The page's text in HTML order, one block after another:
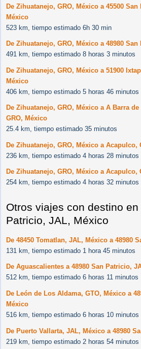
De Zihuatanejo, GRO, México a 45500
México
523 km, tiempo estimado 6h 30 min
De Zihuatanejo, GRO, México a 48980
491 km, tiempo estimado 8 horas 3 minutos
De Zihuatanejo, GRO, México a 51900
México
406 km, tiempo estimado 5 horas 46 minutos
De Zihuatanejo, GRO, México a A Barra
GRO, México
25.4 km, tiempo estimado 35 minutos
De Zihuatanejo, GRO, México a Acapulco,
236 km, tiempo estimado 4 horas 28 minutos
De Zihuatanejo, GRO, México a Acapulco,
254 km, tiempo estimado 4 horas 32 minutos
Otros viajes con destino
Patricio, JAL, México
De 48450 Tomatlan, JAL, México a 48980
131 km, tiempo estimado 1 hora 45 minutos
De Aguascalientes a 48980 San Patricio,
512 km, tiempo estimado 6 horas 11 minutos
De León de Los Aldama, GTO, México a
México
516 km, tiempo estimado 6 horas 10 minutos
De Puerto Vallarta, JAL, México a 48980
219 km, tiempo estimado 2 horas 54 minutos